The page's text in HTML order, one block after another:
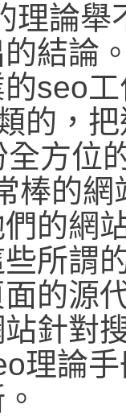
理論舉
結論
seo
的，
方位
棒的
的網
所謂
的源
針對
理論